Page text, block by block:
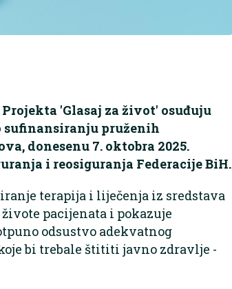
'Glasaj za život' osuđuju
sufinansiranju pruženih
donesenu 7. oktobra 2025.
i reosiguranja Federacije BiH.
terapija i liječenja iz sredstava
pacijenata i pokazuje
odsustvo adekvatnog
bi trebale štititi javno zdravlje -